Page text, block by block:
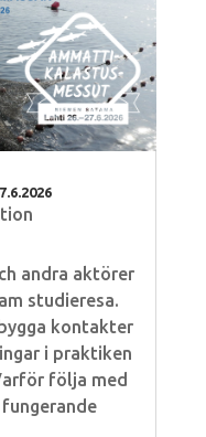
andra aktörer
studieresa.
kontakter
i praktiken
följa med